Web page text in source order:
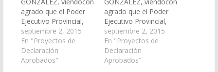
agrado que el Poder
Ejecutivo Provincial,
incluya en el Proyecto
de Presupuesto
General de la Provincia
- Ejercicio 2.016, las
septiembre 2, 2015
En "Proyectos de
Declaración
Aprobados"
agrado que el Poder
Ejecutivo Provincial,
incluya en el Proyecto
de Presupuesto
General de la Provincia
- Ejercicio 2.016, las
septiembre 2, 2015
En "Proyectos de
Declaración
Aprobados"